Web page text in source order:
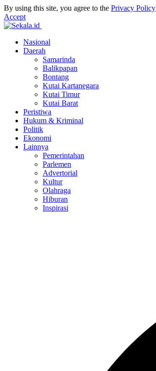
By using this site, you agree to the Privacy Policy
Accept
Nasional
Daerah
Samarinda
Balikpapan
Bontang
Kutai Kartanegara
Kutai Timur
Kutai Barat
Peristiwa
Hukum & Kriminal
Politik
Ekonomi
Lainnya
Pemerintahan
Parlemen
Advertorial
Kultur
Olahraga
Hiburan
Inspirasi